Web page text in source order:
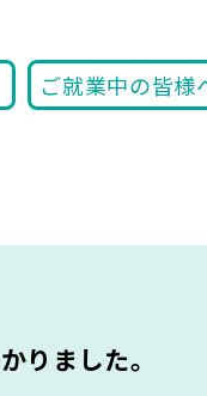
ご就業中の皆様
りました。